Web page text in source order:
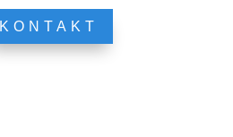
KONTAKT